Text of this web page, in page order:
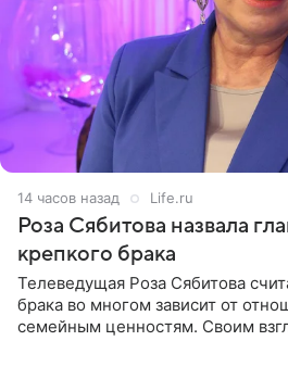
14 часов назад Life.ru
Роза Сябитова назвала
крепкого брака
Телеведущая Роза Сябитова
брака во многом зависит от
семейным ценностям. Своим